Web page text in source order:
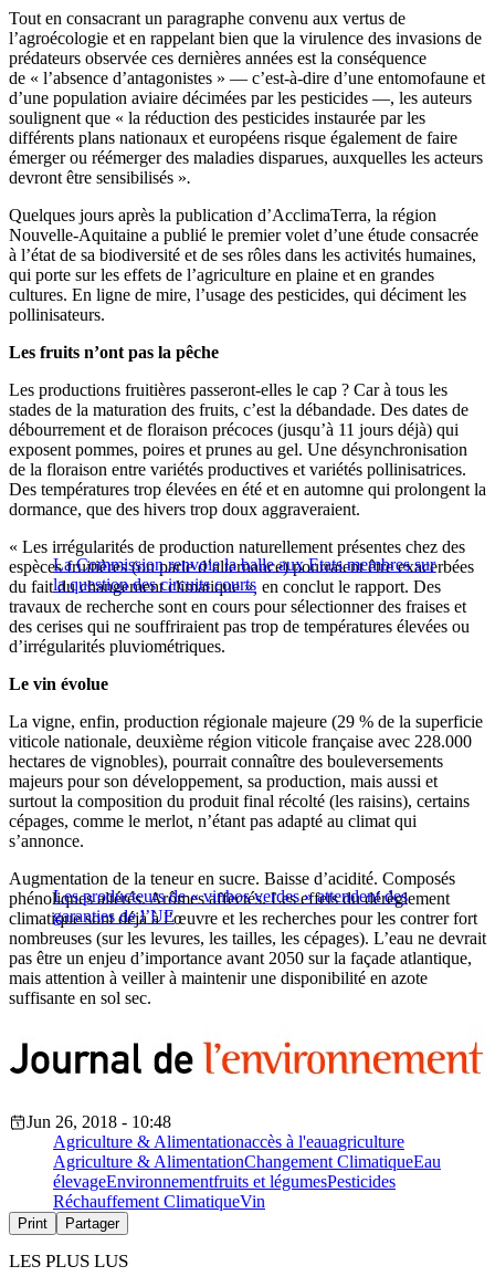
Tout en consacrant un paragraphe convenu aux vertus de
l’agroécologie et en rappelant bien que la virulence des invasions de
prédateurs observée ces dernières années est la conséquence
de « l’absence d’antagonistes » — c’est-à-dire d’une entomofaune et
d’une population aviaire décimées par les pesticides —, les auteurs
soulignent que « la réduction des pesticides instaurée par les
différents plans nationaux et européens risque également de faire
émerger ou réémerger des maladies disparues, auxquelles les acteurs
devront être sensibilisés ».
Quelques jours après la publication d’AcclimaTerra, la région
Nouvelle-Aquitaine a publié le premier volet d’une étude consacrée
à l’état de sa biodiversité et de ses rôles dans les activités humaines,
qui porte sur les effets de l’agriculture en plaine et en grandes
cultures. En ligne de mire, l’usage des pesticides, qui déciment les
pollinisateurs.
Les fruits n’ont pas la pêche
Les productions fruitières passeront-elles le cap ? Car à tous les
stades de la maturation des fruits, c’est la débandade. Des dates de
débourrement et de floraison précoces (jusqu’à 11 jours déjà) qui
exposent pommes, poires et prunes au gel. Une désynchronisation
de la floraison entre variétés productives et variétés pollinisatrices.
Des températures trop élevées en été et en automne qui prolongent la
dormance, que des hivers trop doux aggraveraient.
La Commission renvoie la balle aux Etats membres sur
la question des circuits courts
« Les irrégularités de production naturellement présentes chez des
espèces fruitières (on parle d’alternance) pourraient être exacerbées
du fait du changement climatique », en conclut le rapport. Des
travaux de recherche sont en cours pour sélectionner des fraises et
des cerises qui ne souffriraient pas trop de températures élevées ou
d’irrégularités pluviométriques.
Le vin évolue
La vigne, enfin, production régionale majeure (29 % de la superficie
viticole nationale, deuxième région viticole française avec 228.000
hectares de vignobles), pourrait connaître des bouleversements
majeurs pour son développement, sa production, mais aussi et
surtout la composition du produit final récolté (les raisins), certains
cépages, comme le merlot, n’étant pas adapté au climat qui
s’annonce.
Les producteurs de « vinhos verdes » attendent des
garanties de l’UE
Augmentation de la teneur en sucre. Baisse d’acidité. Composés
phénoliques altérés. Arômes affectés. Les effets du dérèglement
climatique sont déjà à l’œuvre et les recherches pour les contrer fort
nombreuses (sur les levures, les tailles, les cépages). L’eau ne devrait
pas être un enjeu d’importance avant 2050 sur la façade atlantique,
mais attention à veiller à maintenir une disponibilité en azote
suffisante en sol sec.
Jun 26, 2018 - 10:48
Agriculture & Alimentationaccès à l'eauagriculture
Agriculture & AlimentationChangement ClimatiqueEau
élevageEnvironnementfruits et légumesPesticides
Réchauffement ClimatiqueVin
Print Partager
LES PLUS LUS